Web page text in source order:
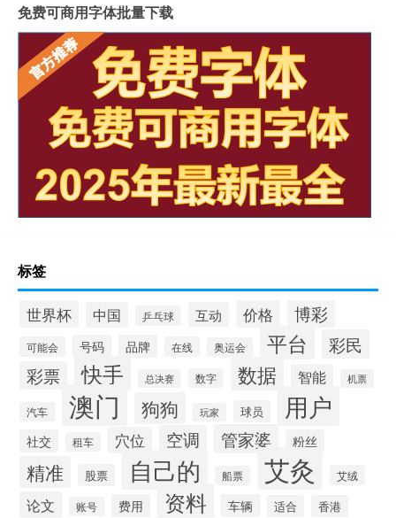
免费可商用字体批量下载
标签
世界杯 中国 乒乓球 互动 价格 博彩
可能会 号码 品牌 在线 奥运会 平台 彩民
彩票 快手 总决赛 数字 数据 智能 机票
汽车 澳门 狗狗 玩家 球员 用户
社交 租车 穴位 空调 管家婆 粉丝
精准 股票 自己的 船票 艾灸 艾绒
论文 账号 费用 资料 车辆 适合 香港